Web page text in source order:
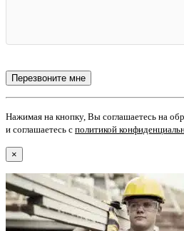
Нажимая на кнопку, Вы соглашаетесь на
и соглашаетесь с политикой
×